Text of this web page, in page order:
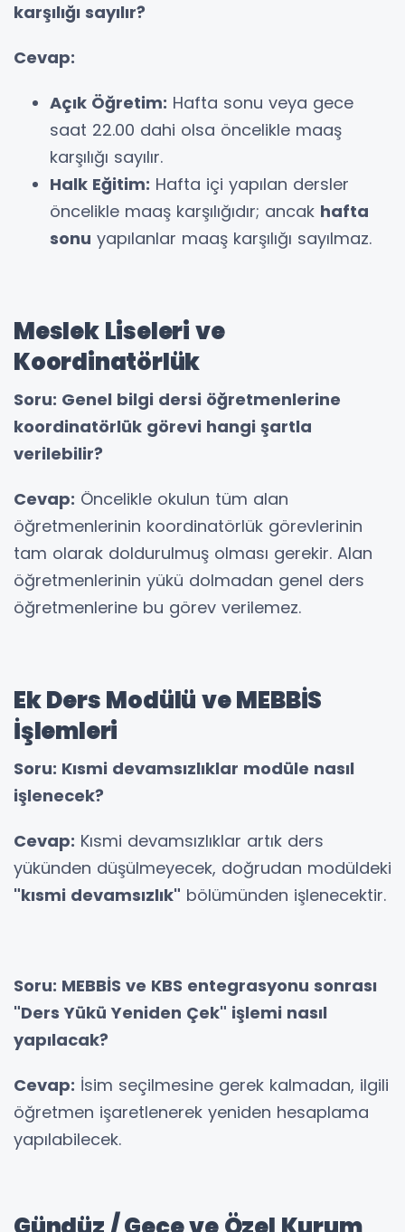
karşılığı sayılır?
Cevap:
Açık Öğretim: Hafta sonu veya gece
saat 22.00 dahi olsa öncelikle maaş
karşılığı sayılır.
Halk Eğitim: Hafta içi yapılan dersler
öncelikle maaş karşılığıdır; ancak hafta
sonu yapılanlar maaş karşılığı sayılmaz.
Meslek Liseleri ve
Koordinatörlük
Soru: Genel bilgi dersi öğretmenlerine
koordinatörlük görevi hangi şartla
verilebilir?
Cevap: Öncelikle okulun tüm alan
öğretmenlerinin koordinatörlük görevlerinin
tam olarak doldurulmuş olması gerekir. Alan
öğretmenlerinin yükü dolmadan genel ders
öğretmenlerine bu görev verilemez.
Ek Ders Modülü ve MEBBİS
İşlemleri
Soru: Kısmi devamsızlıklar modüle nasıl
işlenecek?
Cevap: Kısmi devamsızlıklar artık ders
yükünden düşülmeyecek, doğrudan modüldeki
"kısmi devamsızlık" bölümünden işlenecektir.
Soru: MEBBİS ve KBS entegrasyonu sonrası
"Ders Yükü Yeniden Çek" işlemi nasıl
yapılacak?
Cevap: İsim seçilmesine gerek kalmadan, ilgili
öğretmen işaretlenerek yeniden hesaplama
yapılabilecek.